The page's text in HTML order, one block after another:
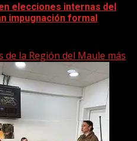
elecciones internas del
impugnación formal
de la Región del Maule más